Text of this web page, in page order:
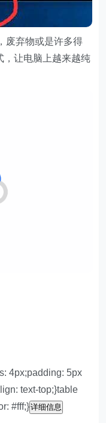
废弃物或是许多得
，让电脑上越来越纯
4px;padding: 5px
text-top;}table
#fff;}详细信息